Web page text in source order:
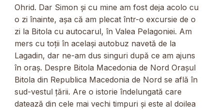
Ohrid. Dar Simon și cu mine am fost deja acolo cu
o zi înainte, așa că am plecat într-o excursie de o
zi la Bitola cu autocarul, în Valea Pelagoniei. Am
mers cu toții în același autobuz navetă de la
Lagadin, dar ne-am dus singuri după ce am ajuns
în oraș. Despre Bitola Macedonia de Nord Orașul
Bitola din Republica Macedonia de Nord se află în
sud-vestul țării. Are o istorie îndelungată care
datează din cele mai vechi timpuri și este al doilea